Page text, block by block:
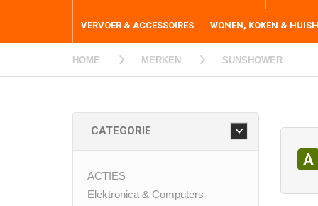
VERVOER & ACCESSOIRES WONEN, KOKEN &
HOME MERKEN SUNSHOWER
CATEGORIE
ACTIES
Elektronica & Computers
A